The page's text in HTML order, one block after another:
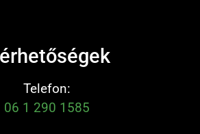
Telefon:
06 1 290 1585